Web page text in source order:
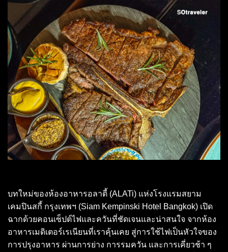
บทใหม่ของห้องอาหารอลาตี้ (ALATi) แห่งโรงแรมสยาม
เคมปินสกี้ กรุงเทพฯ (Siam Kempinski Hotel Bangkok) เปิด
ฉากด้วยคอนเซ็ปต์ไฟและควันที่ชัดเจนและน่าสนใจ จากห้อง
อาหารเมดิเตอร์เรเนียนที่เราคุ้นเคย สู่การใช้ไฟเป็นหัวใจของ
การปรุงอาหาร ผ่านการย่าง การรมควัน และการเคี่ยวช้า ๆ